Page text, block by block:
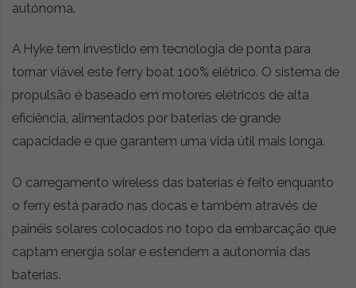
autónoma.
A Hyke tem investido em tecnologia de ponta para
tornar viável este ferry boat 100% elétrico. O sistema de
propulsão é baseado em motores elétricos de alta
eficiência, alimentados por baterias de grande
capacidade e que garantem uma vida útil mais longa.
O carregamento wireless das baterias é feito enquanto
o ferry está parado nas docas e também através de
painéis solares colocados no topo da embarcação que
captam energia solar e estendem a autonomia das
baterias.